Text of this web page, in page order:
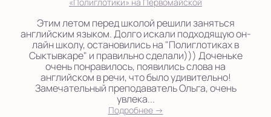
«Полиглотики» на Первомайской
Этим летом перед школой решили заняться
английским языком. Долго искали подходящую он-
лайн школу, остановились на "Полиглотиках в
Сыктывкаре" и правильно сделали))) Доченьке
очень понравилось, появились слова на
английском в речи, что было удивительно!
Замечательный преподаватель Ольга, очень
увлека...
Подробнее →